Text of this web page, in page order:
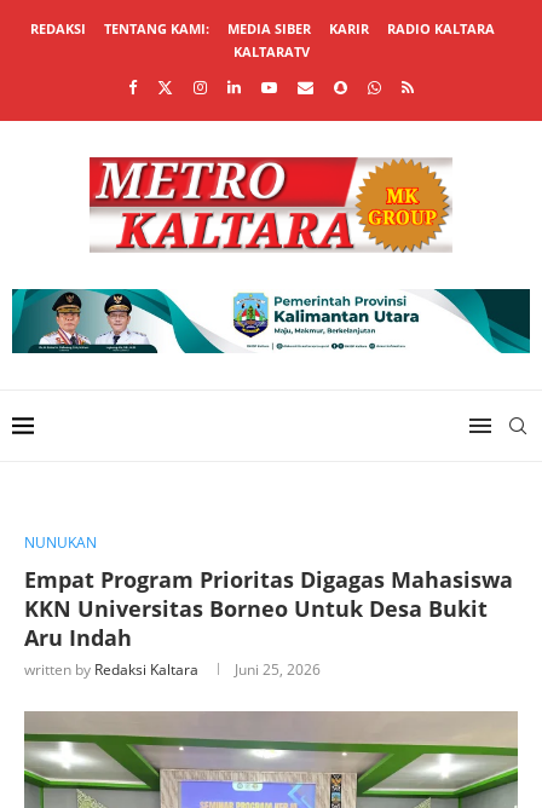
REDAKSI TENTANG KAMI: MEDIA SIBER KARIR
RADIO KALTARA
KALTARATV
NUNUKAN
Empat Program Prioritas Digagas Mahasiswa
KKN Universitas Borneo Untuk Desa Bukit
Aru Indah
written by Redaksi Kaltara Juni 25, 2026